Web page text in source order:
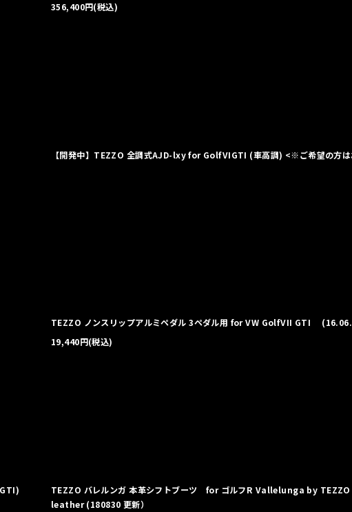
356,400円(税込)
【開発中】TEZZO 全調式AJD-lxy for GolfVIGTI (車高調) <※ご希望の方は
TEZZO ノンスリップアルミペダル 3ペダル用 for VW GolfVII GTI
19,440円(税込)
TEZZO バレルンガ 本革シフトブーツ for ゴルフR Vallelunga by
leather (180830 更新）